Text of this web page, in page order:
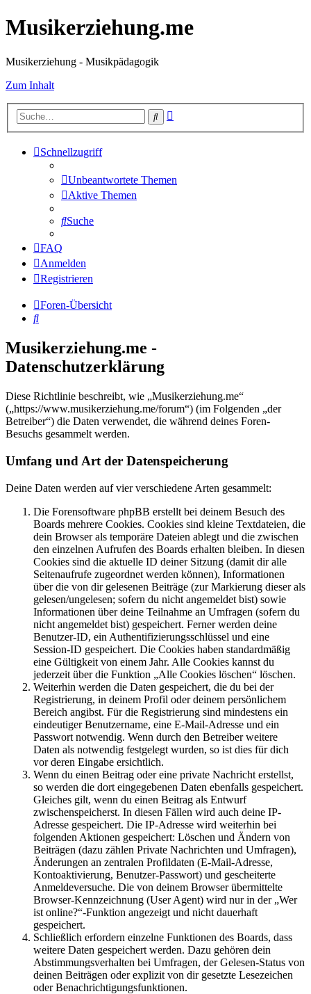
Musikerziehung.me
Musikerziehung - Musikpädagogik
Zum Inhalt
Suche
Schnellzugriff
Unbeantwortete Themen
Aktive Themen
Suche
FAQ
Anmelden
Registrieren
Foren-Übersicht
Suche
Musikerziehung.me -
Datenschutzerklärung
Diese Richtlinie beschreibt, wie „Musikerziehung.me“
(„https://www.musikerziehung.me/forum“) (im Folgenden „der
Betreiber“) die Daten verwendet, die während deines Foren-
Besuchs gesammelt werden.
Umfang und Art der Datenspeicherung
Deine Daten werden auf vier verschiedene Arten gesammelt:
Die Forensoftware phpBB erstellt bei deinem Besuch des
Boards mehrere Cookies. Cookies sind kleine Textdateien, die
dein Browser als temporäre Dateien ablegt und die zwischen
den einzelnen Aufrufen des Boards erhalten bleiben. In diesen
Cookies sind die aktuelle ID deiner Sitzung (damit dir alle
Seitenaufrufe zugeordnet werden können), Informationen
über die von dir gelesenen Beiträge (zur Markierung dieser als
gelesen/ungelesen; sofern du nicht angemeldet bist) sowie
Informationen über deine Teilnahme an Umfragen (sofern du
nicht angemeldet bist) gespeichert. Ferner werden deine
Benutzer-ID, ein Authentifizierungsschlüssel und eine
Session-ID gespeichert. Die Cookies haben standardmäßig
eine Gültigkeit von einem Jahr. Alle Cookies kannst du
jederzeit über die Funktion „Alle Cookies löschen“ löschen.
Weiterhin werden die Daten gespeichert, die du bei der
Registrierung, in deinem Profil oder deinem persönlichem
Bereich angibst. Für die Registrierung sind mindestens ein
eindeutiger Benutzername, eine E-Mail-Adresse und ein
Passwort notwendig. Wenn durch den Betreiber weitere
Daten als notwendig festgelegt wurden, so ist dies für dich
vor deren Eingabe ersichtlich.
Wenn du einen Beitrag oder eine private Nachricht erstellst,
so werden die dort eingegebenen Daten ebenfalls gespeichert.
Gleiches gilt, wenn du einen Beitrag als Entwurf
zwischenspeicherst. In diesen Fällen wird auch deine IP-
Adresse gespeichert. Die IP-Adresse wird weiterhin bei
folgenden Aktionen gespeichert: Löschen und Ändern von
Beiträgen (dazu zählen Private Nachrichten und Umfragen),
Änderungen an zentralen Profildaten (E-Mail-Adresse,
Kontoaktivierung, Benutzer-Passwort) und gescheiterte
Anmeldeversuche. Die von deinem Browser übermittelte
Browser-Kennzeichnung (User Agent) wird nur in der „Wer
ist online?“-Funktion angezeigt und nicht dauerhaft
gespeichert.
Schließlich erfordern einzelne Funktionen des Boards, dass
weitere Daten gespeichert werden. Dazu gehören dein
Abstimmungsverhalten bei Umfragen, der Gelesen-Status von
deinen Beiträgen oder explizit von dir gesetzte Lesezeichen
oder Benachrichtigungsfunktionen.